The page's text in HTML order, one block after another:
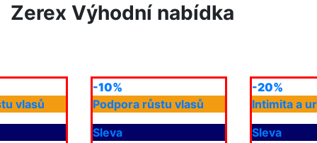
Zerex Výhodní nabídka
vlasů
-10%
Podpora růstu vlasů
Sleva
-20%
Intimita a
Sleva